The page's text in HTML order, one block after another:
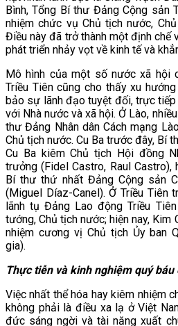
Bình,Tổng Bí thư Đảng Cộng sản
nhiệm chức vụ Chủ tịch nước, C
Điều này đã trở thành một định chế
phát triển nhảy vọt về kinh tế và
Mô hình của một số nước xã hội
Triều Tiên cũng cho thấy xu
bảo sự lãnh đạo tuyệt đối, trực
với Nhà nước và xã hội. Ở Lào,
thư Đảng Nhân dân Cách mạng
Chủ tịch nước. Cu Ba trước đây, Bí
Cu Ba kiêm Chủ tịch Hội đồng
trưởng (Fidel Castro, Raul Castro),
Bí thư thứ nhất Đảng Cộng sản
(Miguel Díaz-Canel). Ở Triều Tiên
lãnh tụ Đảng Lao động Triều
tướng, Chủ tịch nước; hiện nay, Kim
nhiệm cương vị Chủ tịch Ủy ban
gia).
Thực tiễn và kinh nghiệm quý
Việc nhất thể hóa hay kiêm nhiệm
không phải là điều xa lạ ở Việt
đức sáng ngời và tài năng xuất